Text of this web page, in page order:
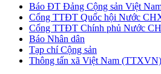
Báo ĐT Đảng Cộng sản Việt
Cổng TTĐT Quốc hội Nước
Cổng TTĐT Chính phủ Nước
Báo Nhân dân
Tạp chí Cộng sản
Thông tấn xã Việt Nam (TTXVN)